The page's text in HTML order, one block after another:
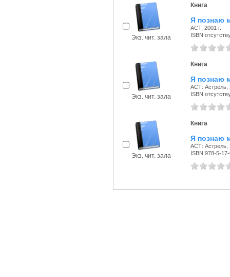
Экз. чит. зала
Книга
Я познаю
АСТ, 2001 г.
ISBN
Экз. чит. зала
Книга
Я познаю
АСТ: Астрель,
ISBN
Экз. чит. зала
Книга
Я познаю
АСТ: Астрель,
ISBN 978-5-